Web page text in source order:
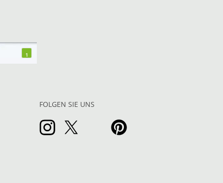
1
FOLGEN SIE UNS